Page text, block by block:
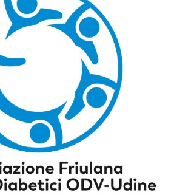
Academy
Cattedra Universidad Europea
Esports
SPONSOR
SQUADRE
PHOTOGALLERY